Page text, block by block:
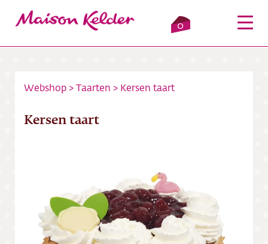
0
Over ons
Bezorging
Webshop >Taarten > Kersen taart
Kersen taart